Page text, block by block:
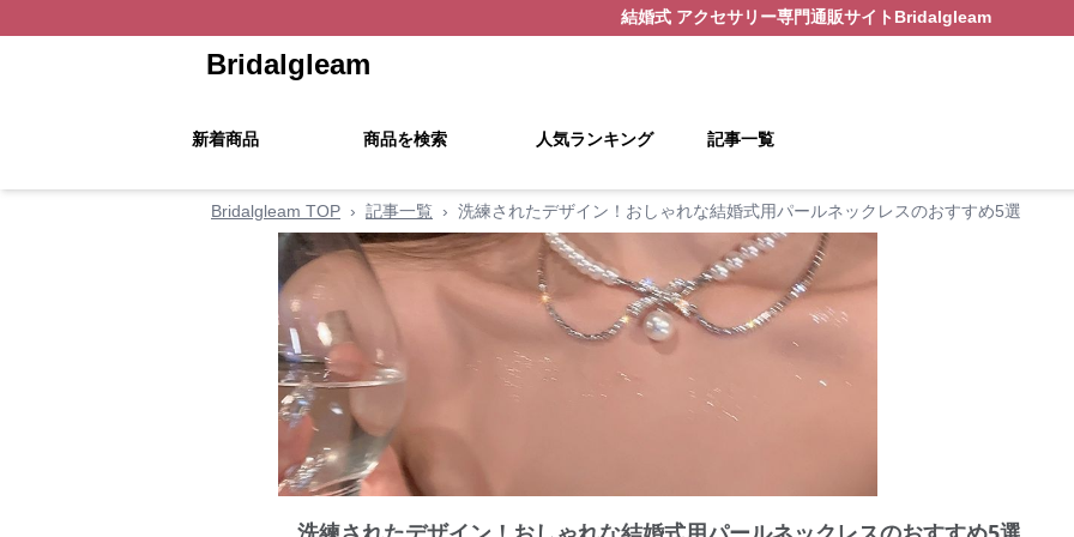
結婚式 アクセサリー専門通販サイト Bridalgleam
Bridalgleam
新着商品 商品を検索 人気ランキング 記事一覧
Bridalgleam TOP › 記事一覧 › 洗練されたデザイン！おしゃれな結婚式用パールネックレスのおすすめ5選